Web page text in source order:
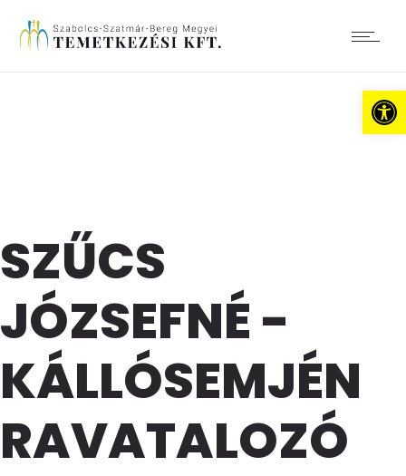
SZŰCS
JÓZSEFNÉ -
KÁLLÓSEMJÉN
RAVATALOZÓ